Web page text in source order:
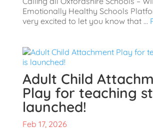
Emotionally Healthy Schools
very excited to let you know that ...
Adult Child
Play for teaching
launched!
Feb 17, 2026